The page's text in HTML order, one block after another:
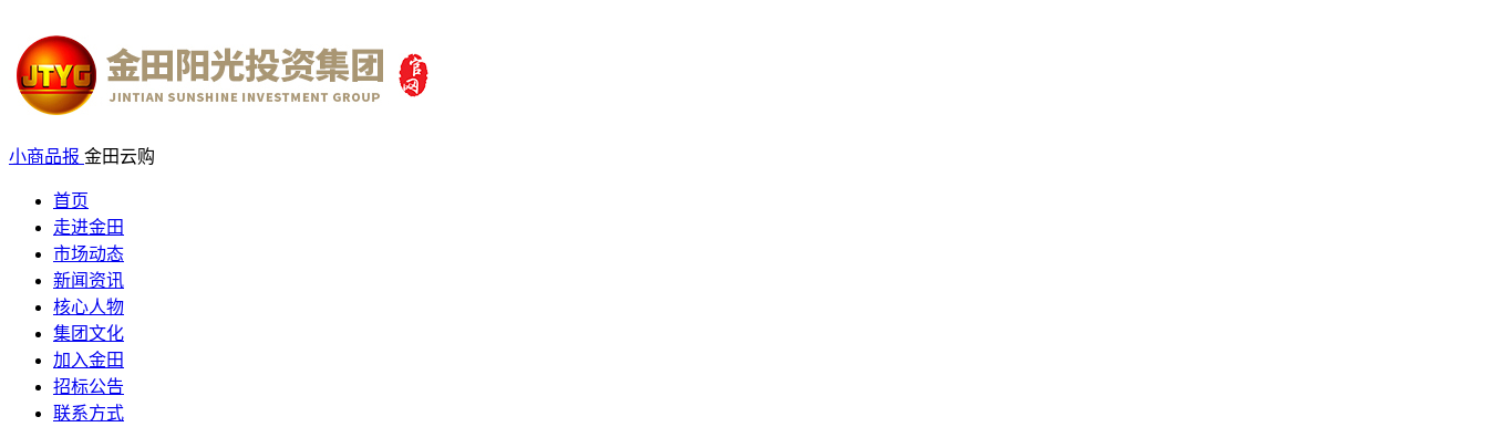
小商品报 金田云购
首页
走进金田
市场动态
新闻资讯
核心人物
集团文化
加入金田
招标公告
联系方式